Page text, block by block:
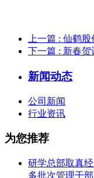
上一篇 : 仙鹤股
下一篇 : 新春贺
新闻动态
公司新闻
行业资讯
为您推荐
研学总部取真
多批次管理干